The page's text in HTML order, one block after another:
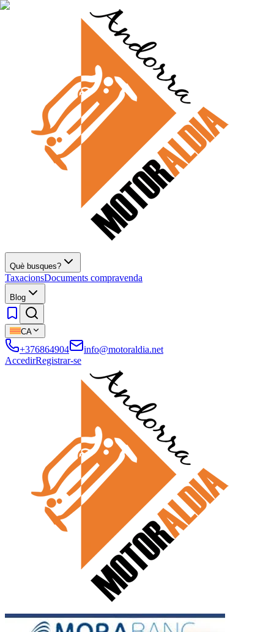
Què busques?
TaxacionsDocuments compravenda
Blog
CA
+376864904
info@motoraldia.net
AccedirRegistrar-se